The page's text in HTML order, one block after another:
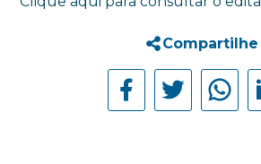
Compartilhe